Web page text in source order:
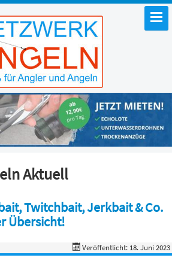
Aktuell
Twitchbait, Jerkbait & Co.
Übersicht!
Veröffentlicht: 18. Juni 2023